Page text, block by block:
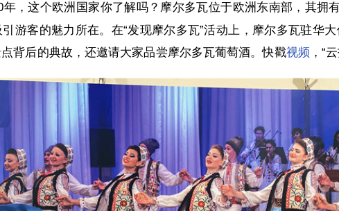
，这个欧洲国家你了解吗？摩尔多瓦位于欧洲东南部，其拥
游客的魅力所在。在“发现摩尔多瓦”活动上，摩尔多瓦驻华
背后的典故，还邀请大家品尝摩尔多瓦葡萄酒。快戳视频 ，“